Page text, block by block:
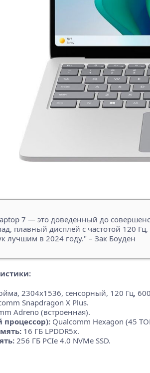
7 — это доведенный до
плавный дисплей с частотой 120
лучшим в 2024 году." – Зак Боуден
2304x1536, сенсорный, 120 Гц,
Snapdragon X Plus.
Adreno (встроенная).
процессор):Qualcomm Hexagon (45
16 ГБ LPDDR5x.
256 ГБ PCIe 4.0 NVMe SSD.